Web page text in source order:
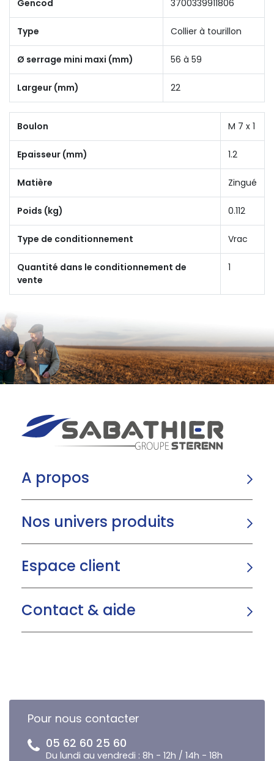
Gencod 3700339911806
Type Collier à tourillon
Ø serrage mini maxi (mm) 56 à 59
Largeur (mm) 22
Boulon M 7 x 1
Epaisseur (mm) 1.2
Matière Zingué
Poids (kg) 0.112
Type de conditionnement Vrac
Quantité dans le conditionnement de
vente
1
A propos
Nos univers produits
Espace client
Contact & aide
Pour nous contacter
05 62 60 25 60
Du lundi au vendredi : 8h - 12h / 14h - 18h